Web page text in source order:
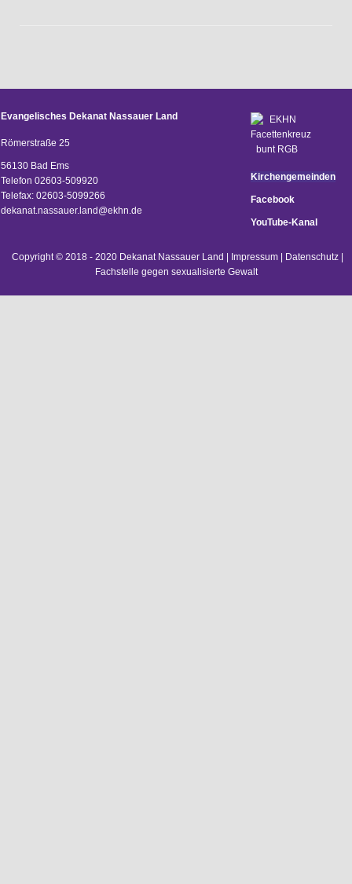
Evangelisches Dekanat Nassauer Land
Römerstraße 25
56130 Bad Ems
Telefon 02603-509920
Telefax: 02603-5099266
dekanat.nassauer.land@ekhn.de
Kirchengemeinden
Facebook
YouTube-Kanal
Copyright © 2018 - 2020 Dekanat Nassauer Land | Impressum| Datenschutz|
Fachstelle gegen sexualisierte Gewalt